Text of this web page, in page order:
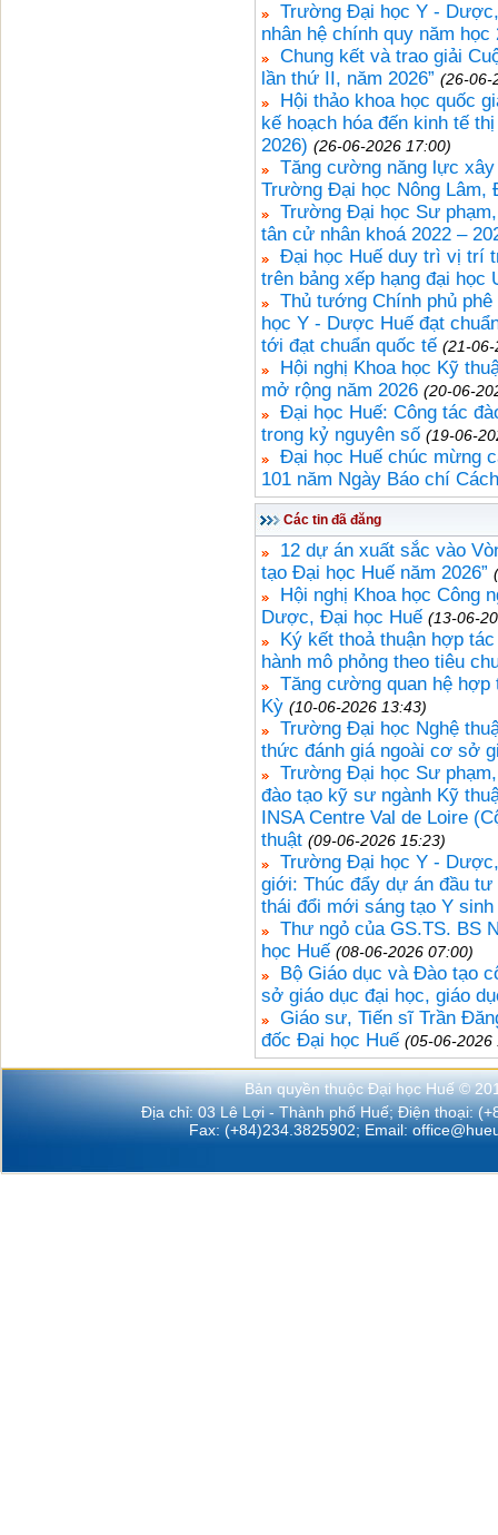
Trường Đại học Y -
nhân hệ chính quy năm học
Chung kết và trao giải
lần thứ II, năm 2026” (26-06-
Hội thảo khoa học quốc
kế hoạch hóa đến kinh tế
2026) (26-06-2026 17:00)
Tăng cường năng lực
Trường Đại học Nông Lâm,
Trường Đại học Sư
tân cử nhân khoá 2022 –
Đại học Huế duy trì vị trí
trên bảng xếp hạng đại học
Thủ tướng Chính phủ
học Y - Dược Huế đạt
tới đạt chuẩn quốc tế (21-
Hội nghị Khoa học Kỹ
mở rộng năm 2026 (20-06-
Đại học Huế: Công tác
trong kỷ nguyên số (19-06-
Đại học Huế chúc mừng
101 năm Ngày Báo chí
Các tin đã đăng
12 dự án xuất sắc vào
tạo Đại học Huế năm 2026”
Hội nghị Khoa học Công
Dược, Đại học Huế (13-06-
Ký kết thoả thuận hợp
hành mô phỏng theo tiêu
Tăng cường quan hệ
Kỳ (10-06-2026 13:43)
Trường Đại học Nghệ
thức đánh giá ngoài cơ sở
Trường Đại học Sư
đào tạo kỹ sư ngành Kỹ
INSA Centre Val de Loire
thuật (09-06-2026 15:23)
Trường Đại học Y -
giới: Thúc đẩy dự án đầu
thái đổi mới sáng tạo Y
Thư ngỏ của GS.TS. BS
học Huế (08-06-2026 07:00)
Bộ Giáo dục và Đào tạo
sở giáo dục đại học, giáo
Giáo sư, Tiến sĩ Trần
đốc Đại học Huế (05-06-2026
Bản quyền thuộc Đại học Huế ©
Địa chỉ: 03 Lê Lợi - Thành phố Huế; Điện thoại:
Fax: (+84)234.3825902; Email: